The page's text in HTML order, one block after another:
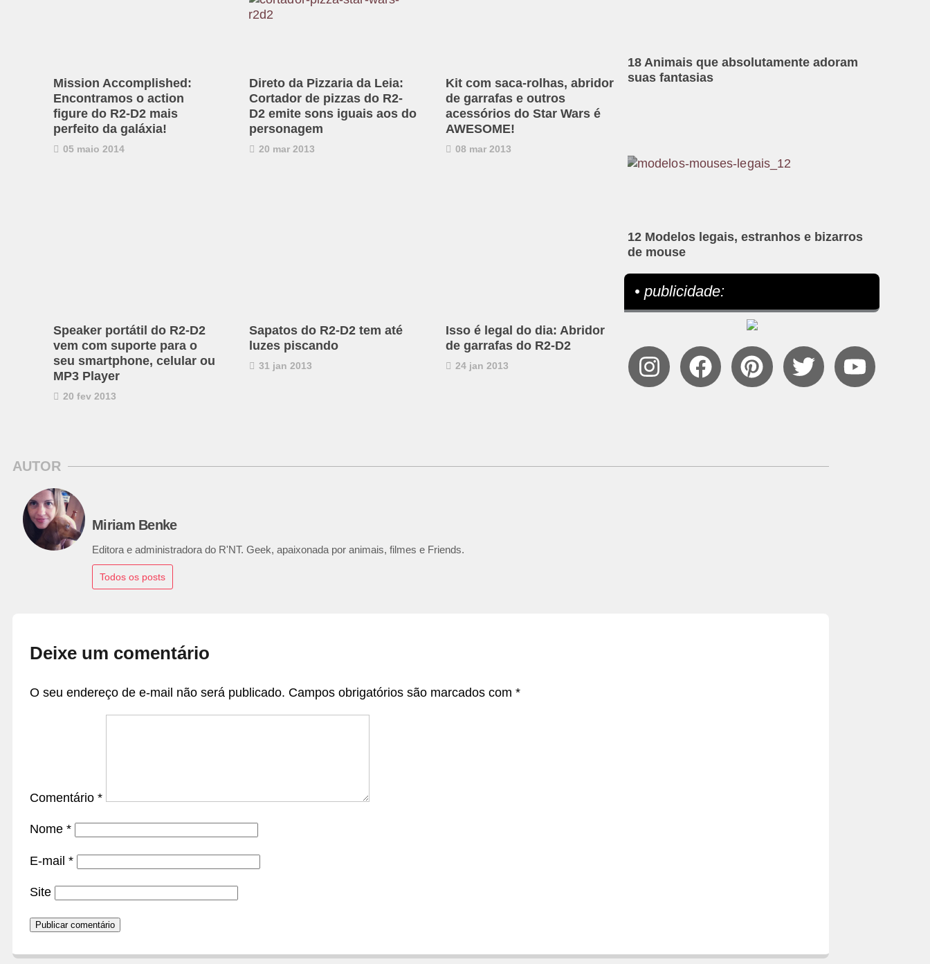
Mission Accomplished:
Encontramos o action
figure do R2-D2 mais
perfeito da galáxia!
05 maio 2014
Direto da Pizzaria da Leia:
Cortador de pizzas do R2-
D2 emite sons iguais aos do
personagem
20 mar 2013
Kit com saca-rolhas, abridor
de garrafas e outros
acessórios do Star Wars é
AWESOME!
08 mar 2013
Speaker portátil do R2-D2
vem com suporte para o
seu smartphone, celular ou
MP3 Player
20 fev 2013
Sapatos do R2-D2 tem até
luzes piscando
31 jan 2013
Isso é legal do dia: Abridor
de garrafas do R2-D2
24 jan 2013
18 Animais que absolutamente adoram
suas fantasias
12 Modelos legais, estranhos e bizarros
de mouse
• publicidade:
AUTOR
Miriam Benke
Editora e administradora do R'NT. Geek, apaixonada por animais, filmes e Friends.
Todos os posts
Deixe um comentário
O seu endereço de e-mail não será publicado. Campos obrigatórios são marcados com *
Comentário *
Nome *
E-mail *
Site